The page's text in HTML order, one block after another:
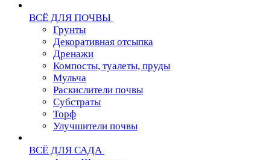
ВСЁ ДЛЯ ПОЧВЫ
Грунты
Декоративная отсыпка
Дренажи
Компосты, туалеты, пруды
Мульча
Раскислители почвы
Субстраты
Торф
Улучшители почвы
ВСЁ ДЛЯ САДА